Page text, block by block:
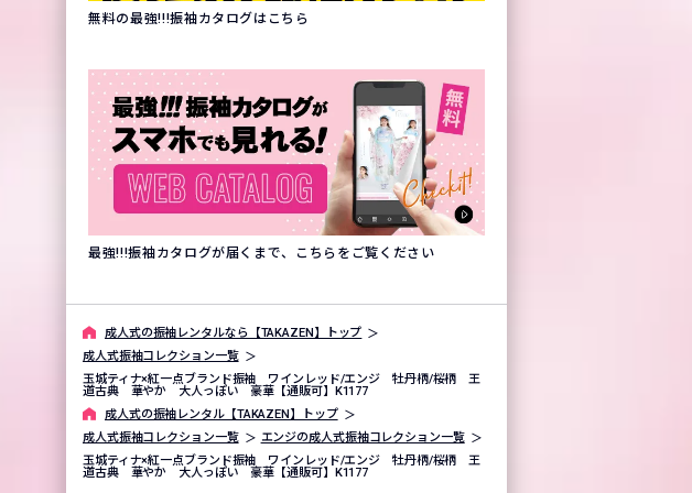
無料の最強!!!振袖カタログはこちら
最強!!!振袖カタログが届くまで、こちらをご覧ください
成⼈式の振袖レンタルなら【TAKAZEN】トップ
成人式振袖コレクション一覧
玉城ティナ×紅一点ブランド振袖 ワインレッド/エンジ 牡丹柄/桜柄 王
道古典 華やか 大人っぽい 豪華【通販可】K1177
成⼈式の振袖レンタル【TAKAZEN】トップ
成人式振袖コレクション一覧
エンジの成人式振袖コレクション一覧
玉城ティナ×紅一点ブランド振袖 ワインレッド/エンジ 牡丹柄/桜柄 王
道古典 華やか 大人っぽい 豪華【通販可】K1177